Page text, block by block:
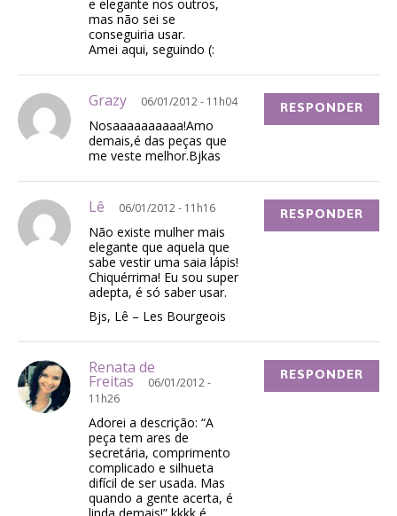
e elegante nos outros,
mas não sei se
conseguiria usar.
Amei aqui, seguindo (:
Grazy 06/01/2012 - 11h04
Nosaaaaaaaaaa!Amo
demais,é das peças que
me veste melhor.Bjkas
RESPONDER
Lê 06/01/2012 - 11h16
Não existe mulher mais
elegante que aquela que
sabe vestir uma saia lápis!
Chiquérrima! Eu sou super
adepta, é só saber usar.
Bjs, Lê – Les Bourgeois
RESPONDER
Renata de
Freitas
06/01/2012 -
11h26
Adorei a descrição: “A
peça tem ares de
secretária, comprimento
complicado e silhueta
difícil de ser usada. Mas
quando a gente acerta, é
RESPONDER